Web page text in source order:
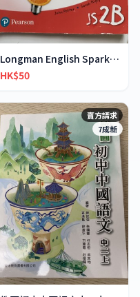
Longman English Spark JS2B
HK$50
賣方請求
7成新